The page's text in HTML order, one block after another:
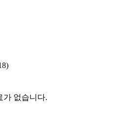
가 없습니다.